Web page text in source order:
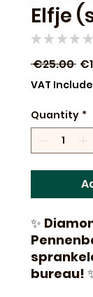
Elfje
★ ★ ★ ★ ★
€25.00
VAT
Quantity *
✨
bureau!